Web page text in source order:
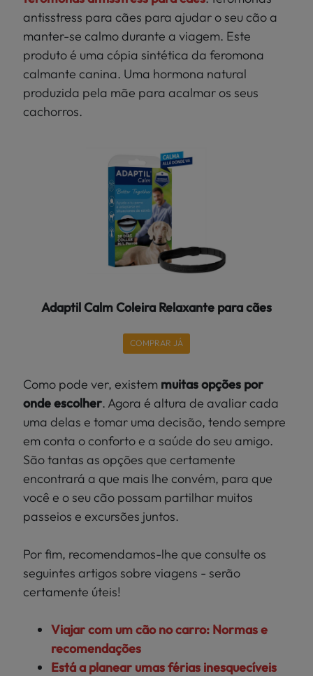
antisstress para cães para ajudar o seu cão a
manter-se calmo durante a viagem. Este
produto é uma cópia sintética da feromona
calmante canina. Uma hormona natural
produzida pela mãe para acalmar os seus
cachorros.
Adaptil Calm Coleira Relaxante para cães
COMPRAR JÁ
Como pode ver, existem muitas opções por
onde escolher. Agora é altura de avaliar cada
uma delas e tomar uma decisão, tendo sempre
em conta o conforto e a saúde do seu amigo.
São tantas as opções que certamente
encontrará a que mais lhe convém, para que
você e o seu cão possam partilhar muitos
passeios e excursões juntos.
Por fim, recomendamos-lhe que consulte os
seguintes artigos sobre viagens - serão
certamente úteis!
Viajar com um cão no carro: Normas e
recomendações
Está a planear umas férias inesquecíveis